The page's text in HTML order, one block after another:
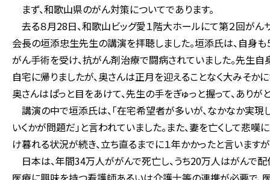
まず、和歌山県のがん対策についてであります。
去る８月28日、和歌山ビッグ愛１階大ホールにて第２回が
会長の垣添忠生先生の講演を拝聴しました。垣添氏は、自身
がん手術を受け、抗がん剤治療で闘病されていました。先生
自宅に帰りましたが、奥さんは正月を迎えることなく大みそか
奥さんはぱっと目をあけて、先生の手をぎゅっと握って、ありが
講演の中で垣添氏は、「在宅希望者が多いが、なかなか実現
いくかが問題だ」と言われていました。また、妻を亡くして悲
け暮れる状況が続き、立ち直るまでに１年かかったと言います
日本は、年間34万人ががんで死亡し、うち20万人はがんで配